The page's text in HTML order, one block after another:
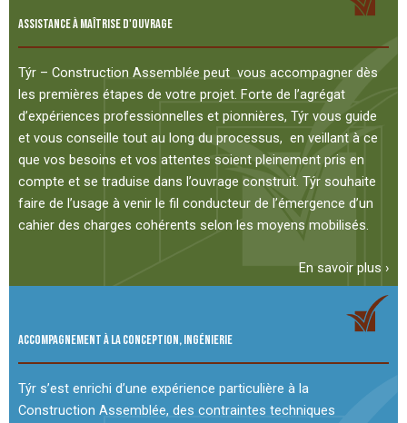
ASSISTANCE À MAÎTRISE D'OUVRAGE
Týr – Construction Assemblée peut vous accompagner dès
les premières étapes de votre projet. Forte de l’agrégat
d’expériences professionnelles et pionnières, Týr vous guide
et vous conseille tout au long du processus, en veillant à ce
que vos besoins et vos attentes soient pleinement pris en
compte et se traduise dans l’ouvrage construit. Týr souhaite
faire de l’usage à venir le fil conducteur de l’émergence d’un
cahier des charges cohérents selon les moyens mobilisés.
En savoir plus ›
ACCOMPAGNEMENT À LA CONCEPTION, INGÉNIERIE
Týr s’est enrichi d’une expérience particulière à la
Construction Assemblée, des contraintes techniques